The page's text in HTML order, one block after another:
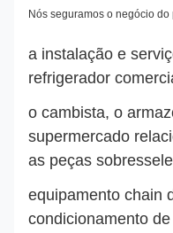
Nós seguramos o negócio
a instalação e
refrigerador
o cambista, o
supermercado
as peças
equipamento chain
condicionamento